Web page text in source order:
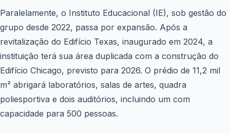
Paralelamente, o Instituto Educacional (IE), sob gestão do
grupo desde 2022, passa por expansão. Após a
revitalização do Edifício Texas, inaugurado em 2024, a
instituição terá sua área duplicada com a construção do
Edifício Chicago, previsto para 2026. O prédio de 11,2 mil
m² abrigará laboratórios, salas de artes, quadra
poliesportiva e dois auditórios, incluindo um com
capacidade para 500 pessoas.